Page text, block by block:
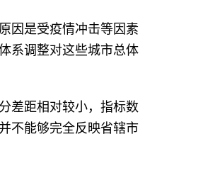
因是受疫情冲击等因素
系调整对这些城市总体
差距相对较小，指标数
不能够完全反映省辖市